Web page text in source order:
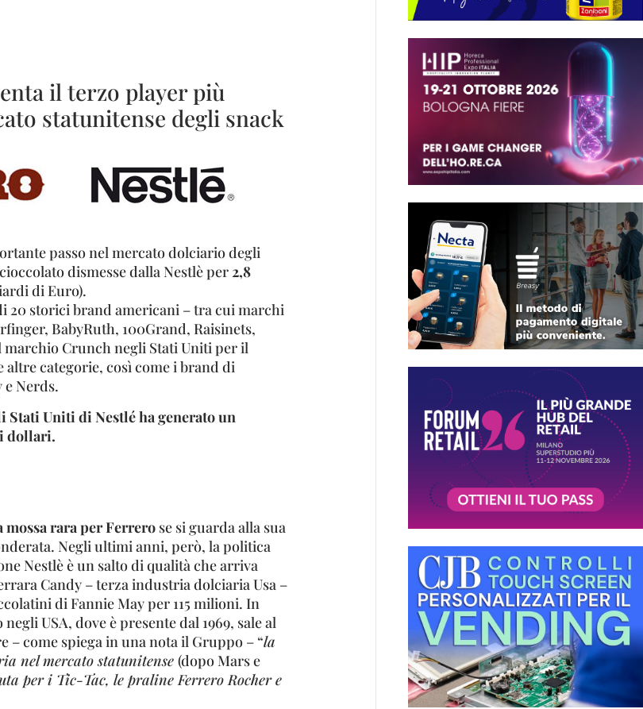
il terzo player più
statunitense degli snack
passo nel mercato dolciario degli
dismesse dalla Nestlè per2,8
di Euro).
20 storici brand americani – tra cui marchi
BabyRuth, 100Grand, Raisinets,
marchio Crunch negli Stati Uniti per il
categorie, così come i brand di
e Nerds.
Stati Uniti di Nestlé ha generato un
dollari.
mossa raraper Ferrerose si guarda alla sua
Negli ultimi anni, però, la politica
Nestlè è un salto di qualità che arriva
Candy – terza industria dolciaria Usa –
di Fannie May per 115 milioni. In
USA, dove è presente dal 1969, sale al
– come spiega in una nota il Gruppo – “la
nel mercato statunitense (dopo Mars e
per i Tic-Tac, le praline Ferrero Rocher e